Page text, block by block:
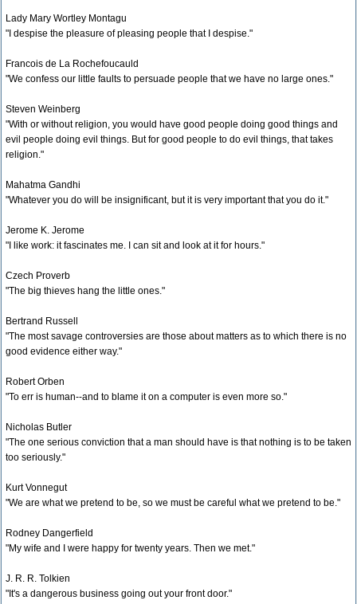
Lady Mary Wortley Montagu
"I despise the pleasure of pleasing people that I despise."
Francois de La Rochefoucauld
"We confess our little faults to persuade people that we have no large ones."
Steven Weinberg
"With or without religion, you would have good people doing good things and
evil people doing evil things. But for good people to do evil things, that takes
religion."
Mahatma Gandhi
"Whatever you do will be insignificant, but it is very important that you do it."
Jerome K. Jerome
"I like work: it fascinates me. I can sit and look at it for hours."
Czech Proverb
"The big thieves hang the little ones."
Bertrand Russell
"The most savage controversies are those about matters as to which there is no
good evidence either way."
Robert Orben
"To err is human--and to blame it on a computer is even more so."
Nicholas Butler
"The one serious conviction that a man should have is that nothing is to be taken
too seriously."
Kurt Vonnegut
"We are what we pretend to be, so we must be careful what we pretend to be."
Rodney Dangerfield
"My wife and I were happy for twenty years. Then we met."
J. R. R. Tolkien
"It's a dangerous business going out your front door."